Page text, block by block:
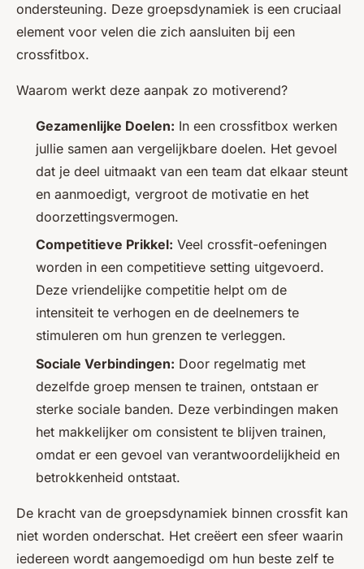
ondersteuning. Deze groepsdynamiek is een cruciaal
element voor velen die zich aansluiten bij een
crossfitbox.
Waarom werkt deze aanpak zo motiverend?
Gezamenlijke Doelen: In een crossfitbox werken
jullie samen aan vergelijkbare doelen. Het gevoel
dat je deel uitmaakt van een team dat elkaar steunt
en aanmoedigt, vergroot de motivatie en het
doorzettingsvermogen.
Competitieve Prikkel: Veel crossfit-oefeningen
worden in een competitieve setting uitgevoerd.
Deze vriendelijke competitie helpt om de
intensiteit te verhogen en de deelnemers te
stimuleren om hun grenzen te verleggen.
Sociale Verbindingen: Door regelmatig met
dezelfde groep mensen te trainen, ontstaan er
sterke sociale banden. Deze verbindingen maken
het makkelijker om consistent te blijven trainen,
omdat er een gevoel van verantwoordelijkheid en
betrokkenheid ontstaat.
De kracht van de groepsdynamiek binnen crossfit kan
niet worden onderschat. Het creëert een sfeer waarin
iedereen wordt aangemoedigd om hun beste zelf te